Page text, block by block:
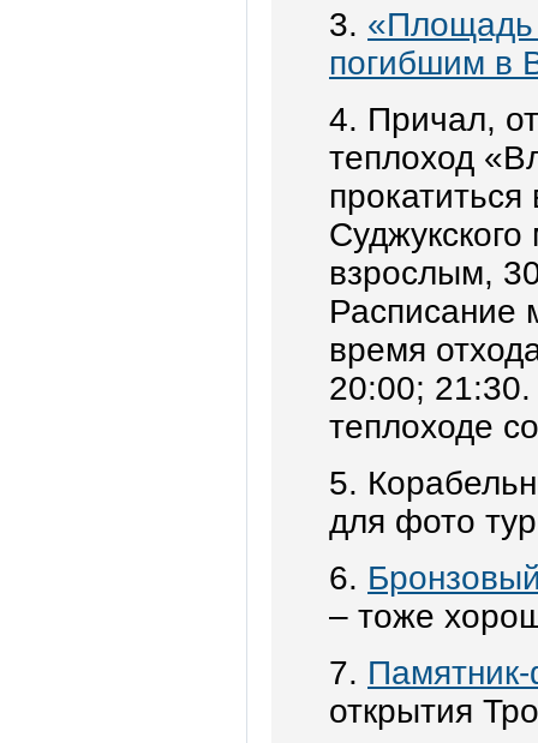
3. «Площадь
погибшим в
4. Причал,
теплоход
взрослым,
Расписание
время
20:00; 21:30.
теплоходе
5.
для фото
6.
– тоже
7.
открытия